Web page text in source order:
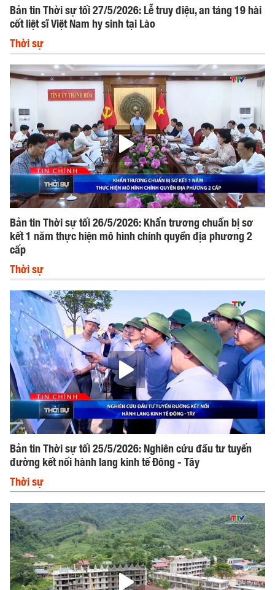
Bản tin Thời sự tối 27/5/2026: Lễ truy điệu, an táng 19 hài
cốt liệt sĩ Việt Nam hy sinh tại Lào
Thời sự
Bản tin Thời sự tối 26/5/2026: Khẩn trương chuẩn bị sơ
kết 1 năm thực hiện mô hình chính quyền địa phương 2
cấp
Thời sự
Bản tin Thời sự tối 25/5/2026: Nghiên cứu đầu tư tuyến
đường kết nối hành lang kinh tế Đông - Tây
Thời sự